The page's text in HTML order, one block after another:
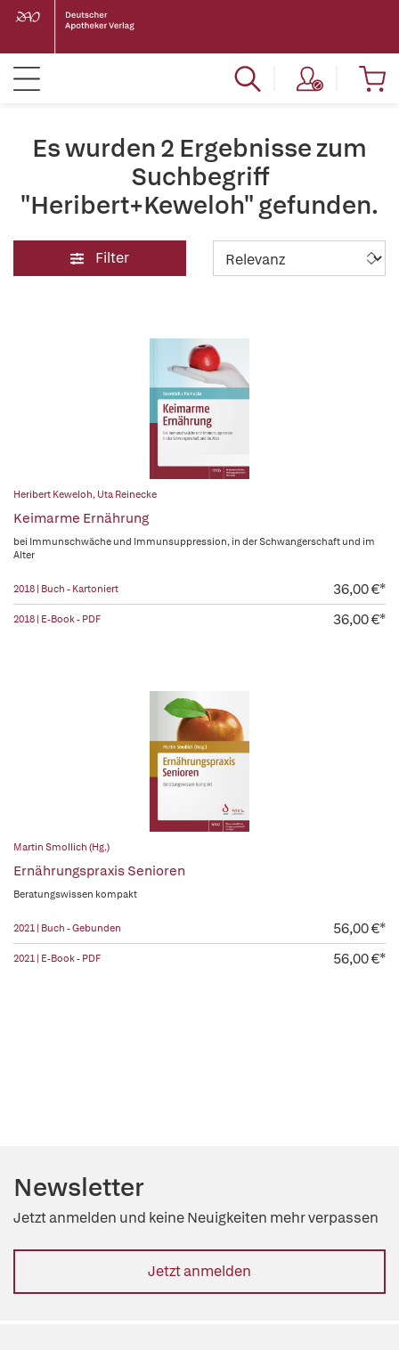
Es wurden 2 Ergebnisse zum
Suchbegriff
"Heribert+Keweloh" gefunden.
Filter
Heribert Keweloh, Uta Reinecke
Keimarme Ernährung
bei Immunschwäche und Immunsuppression, in der Schwangerschaft und im
Alter
2018 | Buch - Kartoniert 36,00 €*
2018 | E-Book - PDF 36,00 €*
Martin Smollich (Hg.)
Ernährungspraxis Senioren
Beratungswissen kompakt
2021 | Buch - Gebunden 56,00 €*
2021 | E-Book - PDF 56,00 €*
Newsletter
Jetzt anmelden und keine Neuigkeiten mehr verpassen
Jetzt anmelden